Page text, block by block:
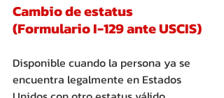
Cambio de estatus
(Formulario I-129 ante USCIS)
Disponible cuando la persona ya se
encuentra legalmente en Estados